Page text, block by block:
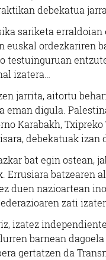
debekatua
sariketa
euskal ordezkariren
testuinguruan
izatera…
jarrita, aitortu
eman digula.
Karabakh,
debekatuak izan
bat egin ostean,
Errusiara batzearen
duen nazioartean
zati
izatez
barnean
gertatzen da